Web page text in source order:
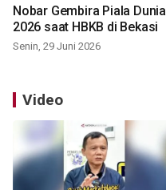
Nobar Gembira Piala Dunia
2026 saat HBKB di Bekasi
Senin, 29 Juni 2026
Video